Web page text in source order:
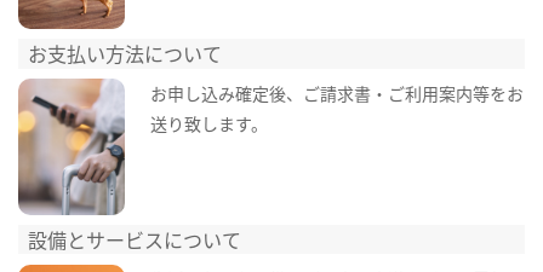
お支払い方法について
お申し込み確定後、ご請求書・ご利用案内等をお
送り致します。
設備とサービスについて